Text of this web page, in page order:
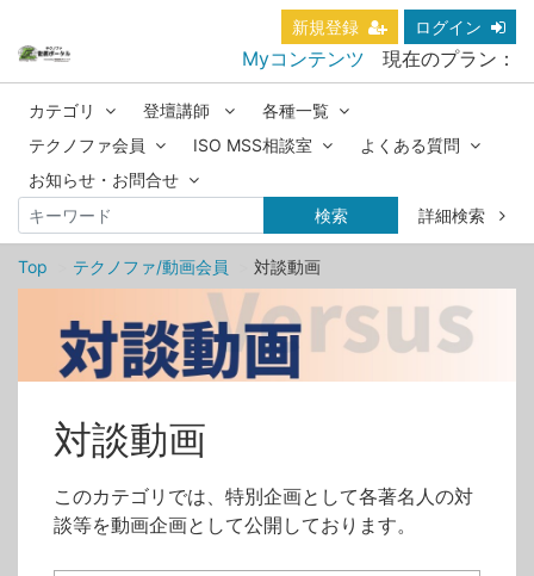
新規登録 ログイン
Myコンテンツ 現在のプラン：
カテゴリ 登壇講師
各種一覧
テクノファ会員
ISO MSS相談室
よくある質問
お知らせ・お問合せ
検索
詳細検索
Top テクノファ/動画会員 対談動画
対談動画
このカテゴリでは、特別企画として各著名人の対
談等を動画企画として公開しております。